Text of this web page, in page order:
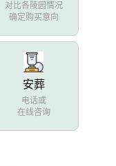
对比各陵园情况
确定购买意向
安葬
电话或
在线咨询